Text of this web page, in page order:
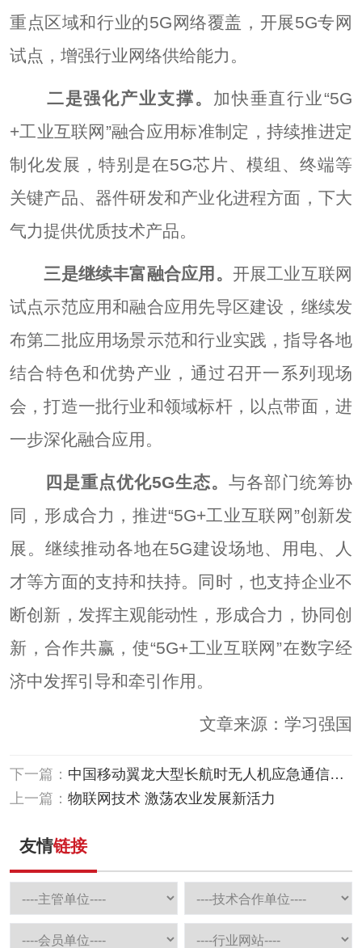
重点区域和行业的5G网络覆盖，开展5G专网
试点，增强行业网络供给能力。
二是强化产业支撑。 加快垂直行业“5G
+工业互联网”融合应用标准制定，持续推进定
制化发展，特别是在5G芯片、模组、终端等
关键产品、器件研发和产业化进程方面，下大
气力提供优质技术产品。
三是继续丰富融合应用。 开展工业互联网
试点示范应用和融合应用先导区建设，继续发
布第二批应用场景示范和行业实践，指导各地
结合特色和优势产业，通过召开一系列现场
会，打造一批行业和领域标杆，以点带面，进
一步深化融合应用。
四是重点优化5G生态。与各部门统筹协
同，形成合力，推进“5G+工业互联网”创新发
展。继续推动各地在5G建设场地、用电、人
才等方面的支持和扶持。同时，也支持企业不
断创新，发挥主观能动性，形成合力，协同创
新，合作共赢，使“5G+工业互联网”在数字经
济中发挥引导和牵引作用。
文章来源：学习强国
下一篇： 中国移动翼龙大型长航时无人机应急通信系
统保障河南灾区通信
上一篇： 物联网技术 激荡农业发展新活力
友情链接